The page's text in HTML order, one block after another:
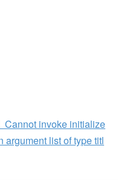
Cannot invoke initialize
argument list of type titl